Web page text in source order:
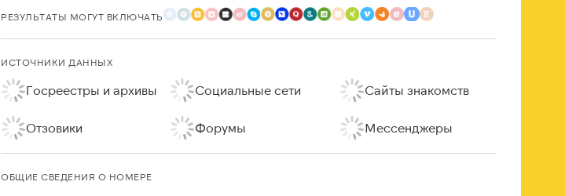
РЕЗУЛЬТАТЫ МОГУТ ВКЛЮЧАТЬ
ИСТОЧНИКИ ДАННЫХ
Госреестры и архивы Социальные сети Сайты знакомств
Отзовики Форумы Мессенджеры
ОБЩИЕ СВЕДЕНИЯ О НОМЕРЕ